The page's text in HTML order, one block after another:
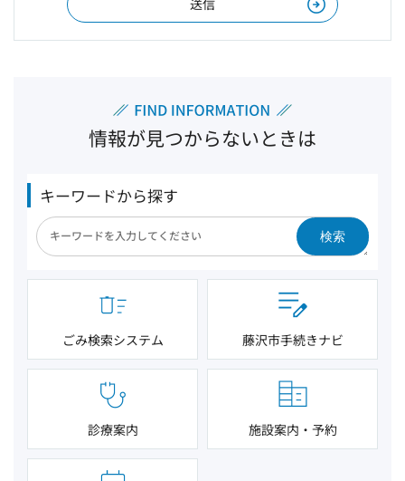
情報が見つからないときは
キーワードから探す
検索
ごみ検索システム 藤沢市手続きナビ
診療案内 施設案内・予約